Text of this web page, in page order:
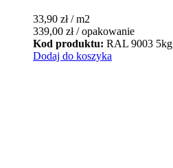
33,90 zł/ m2
339,00 zł/ opakowanie
Kod produktu: RAL 9003 5kg
Dodaj do koszyka